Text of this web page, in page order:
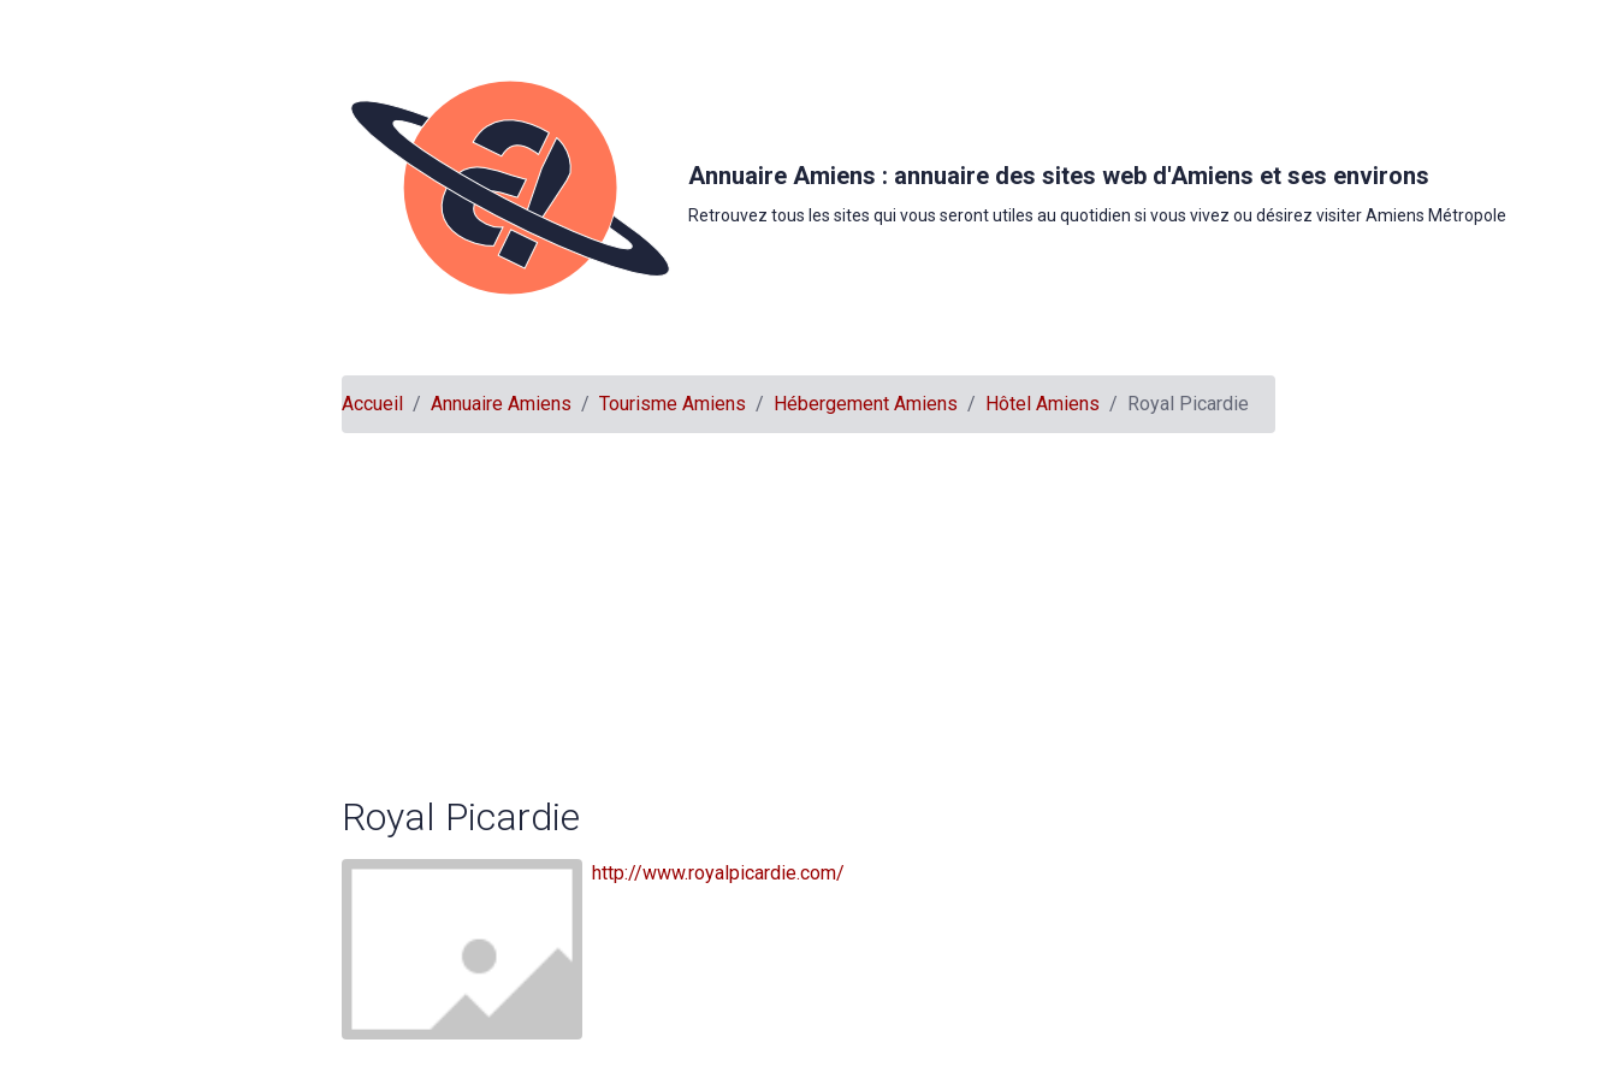
Annuaire Amiens : annuaire des sites web d'Amiens et ses environs
Retrouvez tous les sites qui vous seront utiles au quotidien si vous vivez ou désirez visiter Amiens Métropole
Accueil Annuaire Amiens Tourisme Amiens Hébergement Amiens Hôtel Amiens Royal Picardie
Royal Picardie
http://www.royalpicardie.com/